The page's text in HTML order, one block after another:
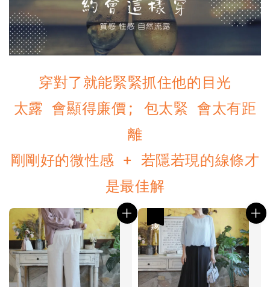
穿對了就能緊緊抓住他的目光
太露 會顯得廉價; 包太緊 會太有距
離
剛剛好的微性感 + 若隱若現的線條才
是最佳解